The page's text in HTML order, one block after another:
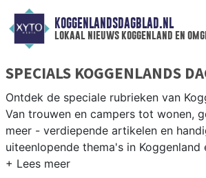
KOGGENLANDSDAGBLAD.NL
lokaal nieuws koggenland en
SPECIALS KOGGENLANDS
Ontdek de speciale rubrieken van
Van trouwen en campers tot wonen,
meer - verdiepende artikelen en
uiteenlopende thema's in Koggenland